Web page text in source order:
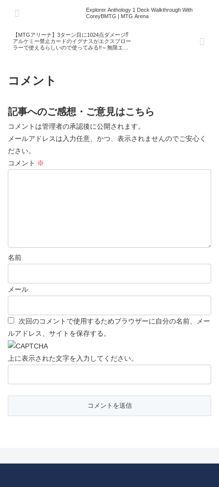
Explorer Anthology 1 Deck Walkthrough With
CoreyBMTG | MTG Arena
【MTGアリーナ】3ターン目に1024点ダメージ⁉
アルケミー禁止カードのイグナスがエクスプロー
ラーで使えるらしいので使ってみる!!～無限エレ
コメント
記事へのご感想・ご意見はこちら
コメントは管理者の承認後に公開されます。
メールアドレスは入力任意、かつ、表示されませんのでご安心く
ださい。
コメント ※
名前
メール
次回のコメントで使用するためブラウザーに自分の名前、メー
ルアドレス、サイトを保存する。
上に表示された文字を入力してください。